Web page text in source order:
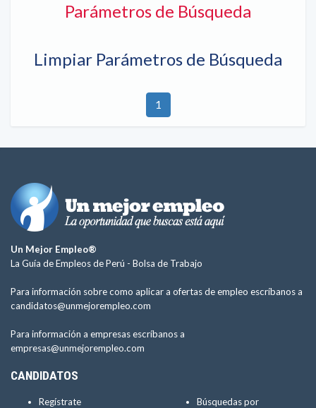
Parámetros de Búsqueda
Limpiar Parámetros de Búsqueda
1
Un Mejor Empleo®
La Guía de Empleos de Perú - Bolsa de Trabajo
Para información sobre como aplicar a ofertas de empleo escríbanos a
candidatos@unmejorempleo.com
Para información a empresas escríbanos a
empresas@unmejorempleo.com
CANDIDATOS
Regístrate Búsquedas por